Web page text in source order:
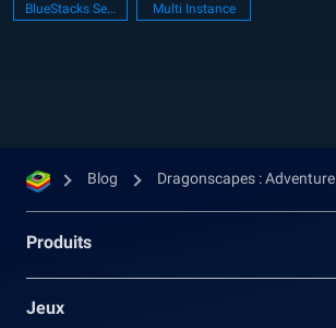
trésors enfouis qui n’attendent que d’être
BlueStacks Setup
Multi Instance
Blog Dragonscapes : Adventure
Produits
Jeux